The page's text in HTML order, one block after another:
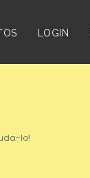
LOGIN
lo!